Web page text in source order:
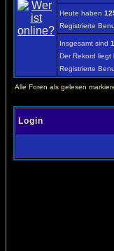
Heute haben
Registrierte
Insgesamt sind
Der Rekord liegt
Registrierte
Alle Foren als gelesen
Login